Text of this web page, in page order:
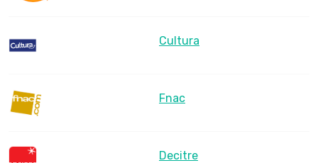
Cultura
Fnac
Decitre